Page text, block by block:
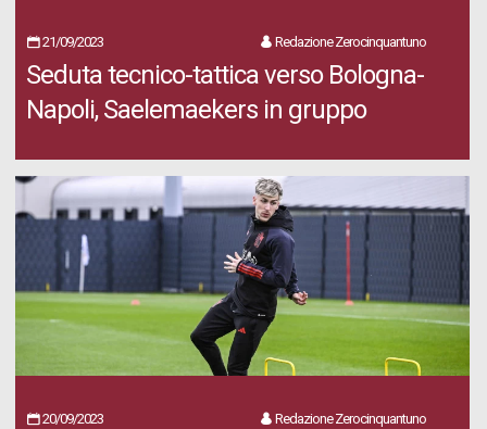
21/09/2023 Redazione Zerocinquantuno
Seduta tecnico-tattica verso Bologna-
Napoli, Saelemaekers in gruppo
20/09/2023 Redazione Zerocinquantuno